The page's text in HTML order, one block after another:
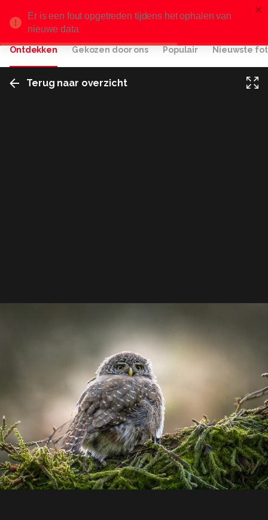
Er is een fout opgetreden tijdens het ophalen van
nieuwe data
Ontdekken Gekozen door ons Populair Nieuwste
Terug naar overzicht